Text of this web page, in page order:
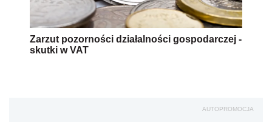
Zarzut pozorności działalności gospodarczej -
skutki w VAT
AUTOPROMOCJA